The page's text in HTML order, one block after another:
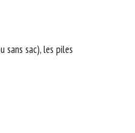
sans sac), les piles